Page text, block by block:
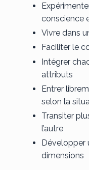
conscience
Vivre dans
Faciliter le
Intégrer
attributs
Entrer
selon la
Transiter
l’autre
Développer
dimensions